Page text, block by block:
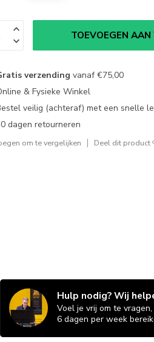
TOEVOEGEN
verzending vanaf€75,00
& Fysieke Winkel
veilig (achteraf) met een snelle
dagen retourneren
om te vergelijken Deel dit product
Hulp nodig? Wij
Voel je vrij om te
6 dagen per week